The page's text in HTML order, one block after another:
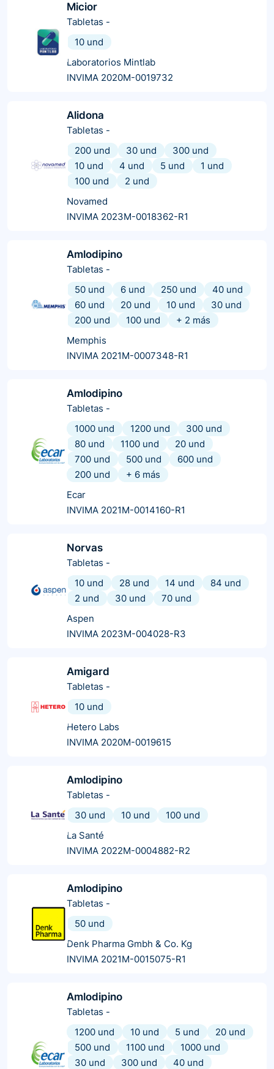
Micior
Tabletas -
10 und
Laboratorios Mintlab
INVIMA 2020M-0019732
Alidona
Tabletas -
200 und
30 und
300 und
10 und
4 und 5 und
1 und
100 und
2 und
Novamed
INVIMA 2023M-0018362-R1
Amlodipino
Tabletas -
50 und
6 und 250 und
40 und
60 und
20 und 10 und
30 und
200 und
100 und + 2 más
Memphis
INVIMA 2021M-0007348-R1
Amlodipino
Tabletas -
1000 und
1200 und
300 und
80 und
1100 und
20 und
700 und
500 und
600 und
200 und
+ 6 más
Ecar
INVIMA 2021M-0014160-R1
Norvas
Tabletas -
10 und
28 und 14 und
84 und
2 und
30 und
70 und
Aspen
INVIMA 2023M-004028-R3
Amigard
Tabletas -
10 und
Hetero Labs
INVIMA 2020M-0019615
Amlodipino
Tabletas -
30 und
10 und
100 und
La Santé
INVIMA 2022M-0004882-R2
Amlodipino
Tabletas -
50 und
Denk Pharma Gmbh & Co. Kg
INVIMA 2021M-0015075-R1
Amlodipino
Tabletas -
1200 und
10 und 5 und
20 und
500 und
1100 und
1000 und
30 und
300 und
40 und